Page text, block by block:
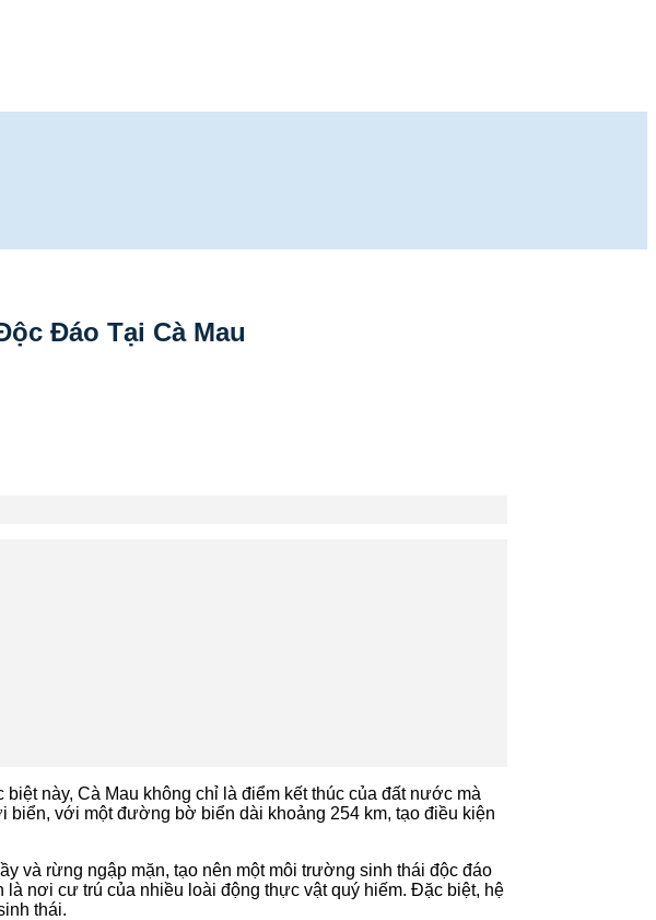
Đáo Tại Cà Mau
này, Cà Mau không chỉ là điểm kết thúc của đất nước mà
biển, với một đường bờ biển dài khoảng 254 km, tạo điều kiện
và rừng ngập mặn, tạo nên một môi trường sinh thái độc đáo
nơi cư trú của nhiều loài động thực vật quý hiếm. Đặc biệt, hệ
thái.